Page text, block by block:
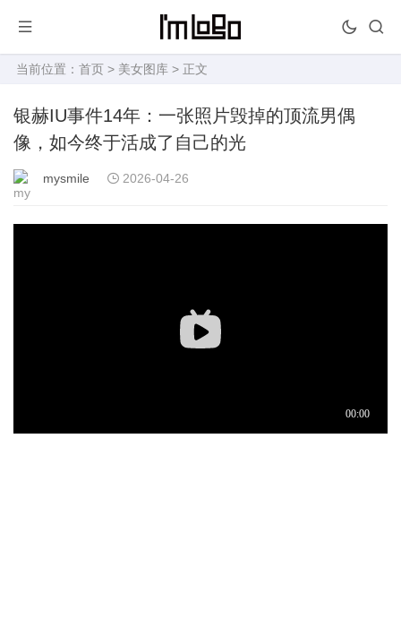
当前位置： 首页 > 美女图库 > 正文
银赫IU事件14年：一张照片毁掉的顶流男偶
像，如今终于活成了自己的光
mysmile 2026-04-26